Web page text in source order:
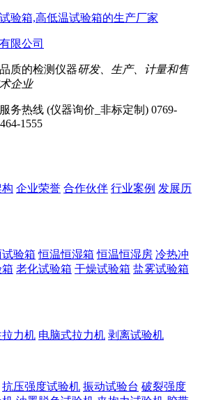
验箱,高低温试验箱的生产厂家
质的检测仪器研发、生产、计量和售
企业
务热线 (仪器询价_非标定制) 0769-
1555
企业荣誉 合作伙伴 行业案例 发展历
验箱 恒温恒湿箱 恒温恒湿房 冷热冲
老化试验箱 干燥试验箱 盐雾试验箱
力机 电脑式拉力机 剥离试验机
抗压强度试验机 振动试验台 破裂强度